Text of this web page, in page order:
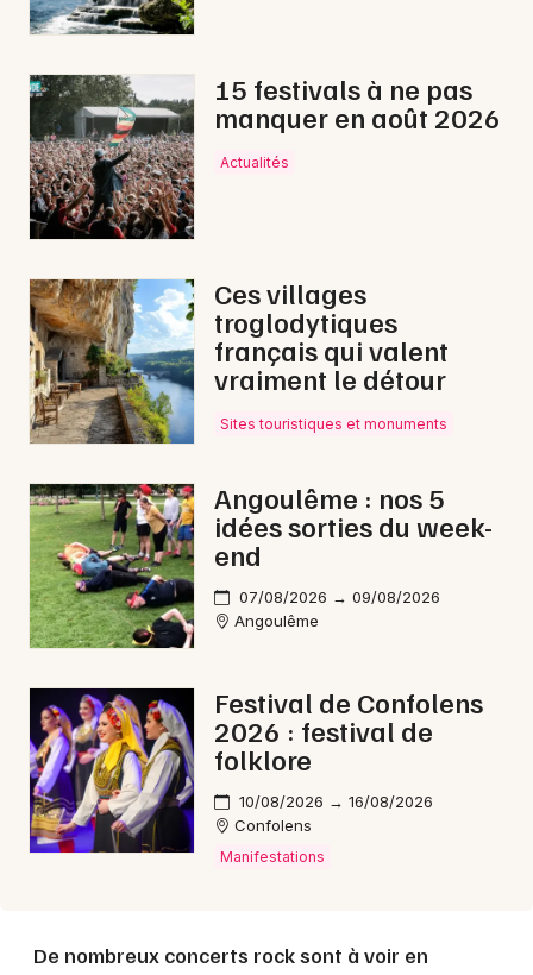
Mon email
Je m'abonne
15 festivals à ne pas
manquer en août 2026
Actualités
Ces villages
troglodytiques
français qui valent
vraiment le détour
Sites touristiques et monuments
Angoulême : nos 5
idées sorties du week-
end
07/08/2026 → 09/08/2026
Angoulême
Festival de Confolens
2026 : festival de
folklore
10/08/2026 → 16/08/2026
Confolens
Manifestations
De nombreux concerts rock sont à voir en